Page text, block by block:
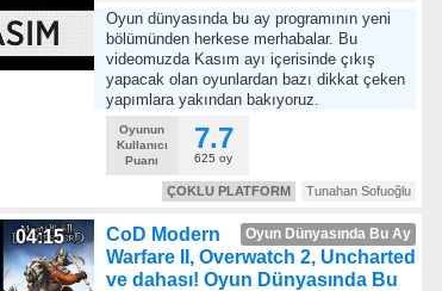
Oyun dünyasında bu ay programının yeni
bölümünden herkese merhabalar. Bu
videomuzda Kasım ayı içerisinde çıkış
yapacak olan oyunlardan bazı dikkat çeken
yapımlara yakından bakıyoruz.
Oyunun
Kullanıcı
Puanı
7.7
625 oy
Tunahan Sofuoğlu
ÇOKLU PLATFORM
04:15 Oyun Dünyasında Bu Ay
CoD Modern
Warfare II, Overwatch 2, Uncharted
ve dahası! Oyun Dünyasında Bu